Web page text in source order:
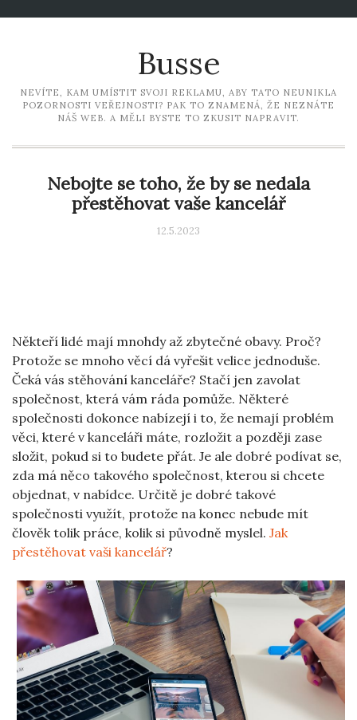
Busse
NEVÍTE, KAM UMÍSTIT SVOJI REKLAMU, ABY TATO NEUNIKLA
POZORNOSTI VEŘEJNOSTI? PAK TO ZNAMENÁ, ŽE NEZNÁTE
NÁŠ WEB. A MĚLI BYSTE TO ZKUSIT NAPRAVIT.
Nebojte se toho, že by se nedala
přestěhovat vaše kancelář
12.5.2023
Někteří lidé mají mnohdy až zbytečné obavy. Proč?
Protože se mnoho věcí dá vyřešit velice jednoduše.
Čeká vás stěhování kanceláře? Stačí jen zavolat
společnost, která vám ráda pomůže. Některé
společnosti dokonce nabízejí i to, že nemají problém
věci, které v kanceláři máte, rozložit a později zase
složit, pokud si to budete přát. Je ale dobré podívat se,
zda má něco takového společnost, kterou si chcete
objednat, v nabídce. Určitě je dobré takové
společnosti využít, protože na konec nebude mít
člověk tolik práce, kolik si původně myslel. Jak
přestěhovat vaši kancelář?